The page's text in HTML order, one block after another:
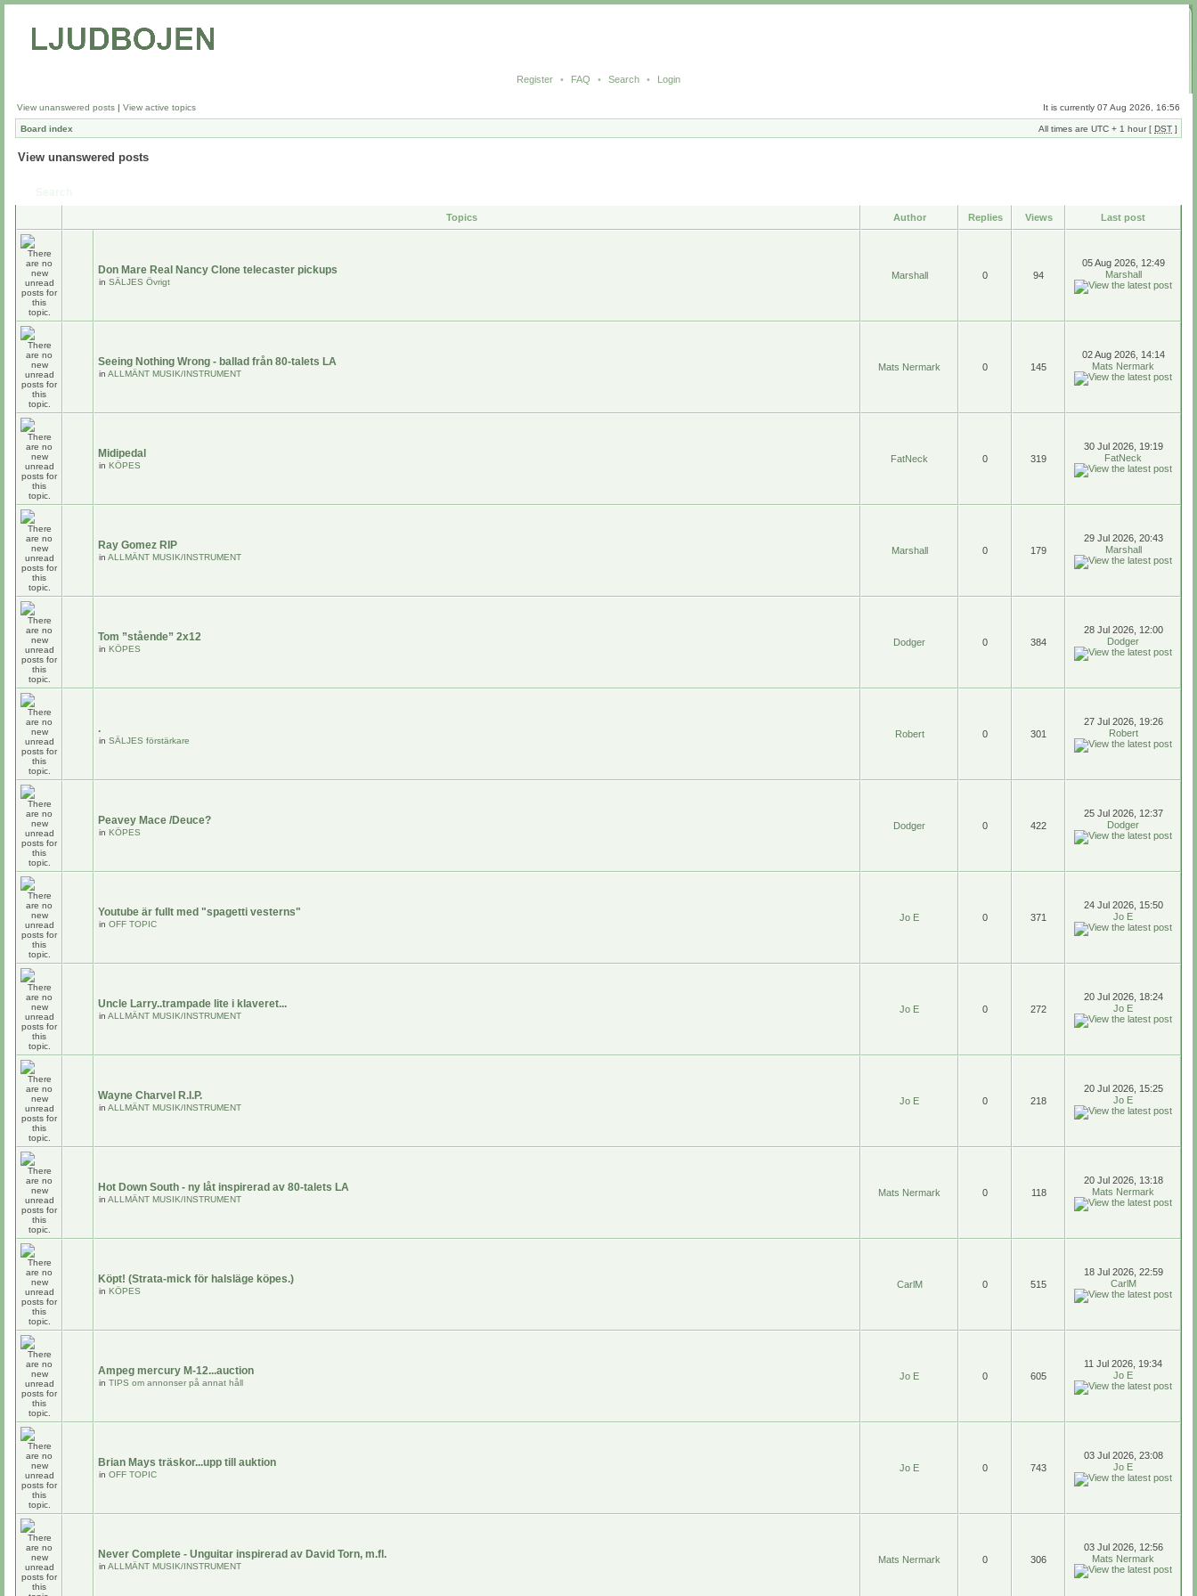
Register • FAQ • Search • Login
View unanswered posts | View active topics It is currently 07 Aug 2026, 16:56
Board index All times are UTC + 1 hour [ DST ]
View unanswered posts
Topics Author Replies Views Last post
Don Mare Real Nancy Clone telecaster pickups
in SÄLJES Övrigt
Marshall 0 94
05 Aug 2026, 12:49
Marshall
Seeing Nothing Wrong - ballad från 80-talets LA
in ALLMÄNT MUSIK/INSTRUMENT
Mats Nermark 0 145
02 Aug 2026, 14:14
Mats Nermark
Midipedal
in KÖPES
FatNeck 0 319
30 Jul 2026, 19:19
FatNeck
Ray Gomez RIP
in ALLMÄNT MUSIK/INSTRUMENT
Marshall 0 179
29 Jul 2026, 20:43
Marshall
Tom ”stående” 2x12
in KÖPES
Dodger 0 384
28 Jul 2026, 12:00
Dodger
.
in SÄLJES förstärkare
Robert 0 301
27 Jul 2026, 19:26
Robert
Peavey Mace /Deuce?
in KÖPES
Dodger 0 422
25 Jul 2026, 12:37
Dodger
Youtube är fullt med "spagetti vesterns"
in OFF TOPIC
Jo E 0 371
24 Jul 2026, 15:50
Jo E
Uncle Larry..trampade lite i klaveret...
in ALLMÄNT MUSIK/INSTRUMENT
Jo E 0 272
20 Jul 2026, 18:24
Jo E
Wayne Charvel R.I.P.
in ALLMÄNT MUSIK/INSTRUMENT
Jo E 0 218
20 Jul 2026, 15:25
Jo E
Hot Down South - ny låt inspirerad av 80-talets LA
in ALLMÄNT MUSIK/INSTRUMENT
Mats Nermark 0 118
20 Jul 2026, 13:18
Mats Nermark
Köpt! (Strata-mick för halsläge köpes.)
in KÖPES
CarlM 0 515
18 Jul 2026, 22:59
CarlM
Ampeg mercury M-12...auction
in TIPS om annonser på annat håll
Jo E 0 605
11 Jul 2026, 19:34
Jo E
Brian Mays träskor...upp till auktion
in OFF TOPIC
Jo E 0 743
03 Jul 2026, 23:08
Jo E
Never Complete - Unguitar inspirerad av David Torn, m.fl.
in ALLMÄNT MUSIK/INSTRUMENT
Mats Nermark 0 306
03 Jul 2026, 12:56
Mats Nermark